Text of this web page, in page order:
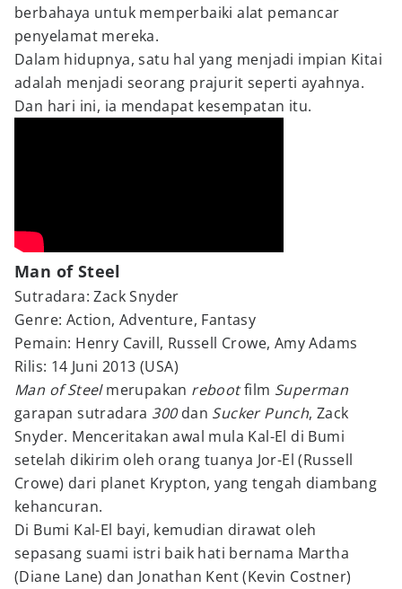
berbahaya untuk memperbaiki alat pemancar
penyelamat mereka.
Dalam hidupnya, satu hal yang menjadi impian Kitai
adalah menjadi seorang prajurit seperti ayahnya.
Dan hari ini, ia mendapat kesempatan itu.
Man of Steel
Sutradara: Zack Snyder
Genre: Action, Adventure, Fantasy
Pemain: Henry Cavill, Russell Crowe, Amy Adams
Rilis: 14 Juni 2013 (USA)
Man of Steelmerupakan rebootfilm Superman
garapan sutradara 300dan Sucker Punch, Zack
Snyder. Menceritakan awal mula Kal-El di Bumi
setelah dikirim oleh orang tuanya Jor-El (Russell
Crowe) dari planet Krypton, yang tengah diambang
kehancuran.
Di Bumi Kal-El bayi, kemudian dirawat oleh
sepasang suami istri baik hati bernama Martha
(Diane Lane) dan Jonathan Kent (Kevin Costner)